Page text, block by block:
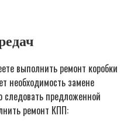
выполнить ремонт коробки
необходимость замене
следовать предложенной
ремонт КПП: